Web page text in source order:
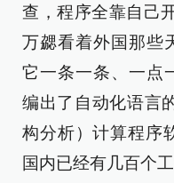
查，程序全靠自己
万勰看着外国那些
它一条一条、一点
编出了自动化语言
构分析）计算程序
国内已经有几百个